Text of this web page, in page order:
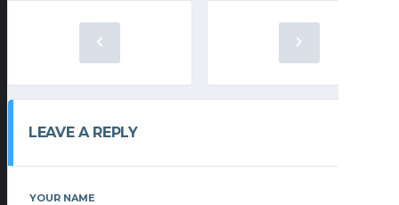
LEAVE A REPLY
YOUR NAME